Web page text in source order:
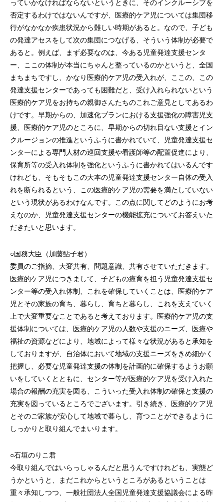
っていかなければならないというときに、そのインクルーシブを
否定するわけではないんですが、医療的ケア児については集団移
行がなかなか疾患状況から難しい時期があると。なので、子ども
の発達アセスをして次の集団につなげる、そういう体制が必要で
あると。例えば、まず必要なのは、今ある児童発達支援センタ
ー、ここの体制が本当にちゃんと整っているのかというと、全国
まちまちですし、かなり医療的ケア児の受入れが、ここの、この
発達支援センターであっても困難だと、受け入れられないという
医療的ケア児をお持ちの親御さんたちのこれご意見としてあるわ
けです。早期からの、加速化プランにおける支援強化の障害児支
援、医療的ケア児のところに、早期からの切れ目ない支援とイン
クルージョンの推進というふうに書かれていて、児童発達支援セ
ンターによる専門人材の巡回支援や看護師等の配置促進により、
保育所等の受入れ体制を強化というふうに書かれてはいるんです
けれども、そもそもこの大本の児童発達支援センター自体の受入
れを断られるという、この医療的ケア児の需要を満たしていない
という現状があるわけなんです。この点に関してどのようにお考
えなのか、児童発達支援センターの機能拡充についてお答えいた
だきたいと思います。
○国務大臣（加藤鮎子君）
委員のご指摘、大変共有、問題意識、共有させていただきます。
医療的ケア児につきまして、子どもの療育を担う児童発達支援セ
ンター等の受入れ体制、これを確保していくことは、医療的ケア
児とその家族の育ち、暮らし、育ちと暮らし、これを支えていく
上で大変重要なことであると考えております。医療的ケア児の支
援体制については、医療的ケア児の人数や支援のニーズ、医療や
福祉の資源などにより、地域によって様々な状況があると承知を
しておりますが、自治体において地域の支援ニーズをきめ細かく
把握し、必要な児童発達支援の体制を計画的に確保するようお願
いをしていくとともに、センター等が医療的ケア児を受け入れた
場合の報酬の充実を図る、こういった受入れ体制の確保と支援の
充実を図っているところでございます。引き続き、医療的ケア児
とそのご家族が安心して地域で暮らし、育つことができるように
しっかりと取り組んでまいります。
○石垣のりこ君
今取り組んではいらっしゃるんだと思うんですけれども、実態ど
うかというと、まだこれからというところがあるということは
重々承知しつつ、一般社団法人全国児童発達支援協議会による昨